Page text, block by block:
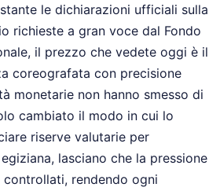
le dichiarazioni ufficiali sulla
richieste a gran voce dal Fondo
il prezzo che vedete oggi è il
coreografata con precisione
monetarie non hanno smesso di
cambiato il modo in cui lo
riserve valutarie per
lasciano che la pressione
rendendo ogni